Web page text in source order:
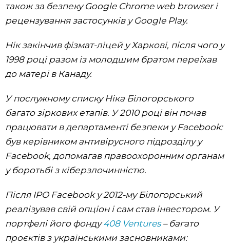
також за безпеку Google Chrome web browser і
рецензування застосунків у Google Play.
Нік закінчив фізмат-ліцей у Харкові, після чого у
1998 році разом із молодшим братом переїхав
до матері в Канаду.
У послужному списку Ніка Білогорського
багато зіркових етапів. У 2010 році він почав
працювати в департаменті безпеки у Facebook:
був керівником антивірусного підрозділу у
Facebook, допомагав правоохоронним органам
у боротьбі з кіберзлочинністю.
Після IPO Facebook у 2012-му Білогорський
реалізував свій опціон і сам став інвестором. У
портфелі його фонду408 Ventures– багато
проєктів з українськими засновниками: